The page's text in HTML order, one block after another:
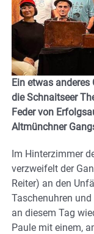
Ein etwas
die Schnaitseer
Feder von
Altmünchner
Im Hinterzimmer
verzweifelt der
Reiter) an den
Taschenuhren
an diesem Tag
Paule mit einem,